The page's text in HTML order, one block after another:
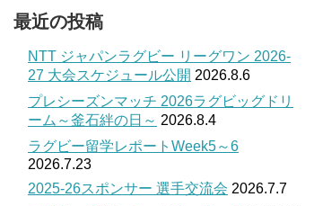
最近の投稿
NTT ジャパンラグビー リーグワン 2026-
27 大会スケジュール公開 2026.8.6
プレシーズンマッチ 2026ラグビッグドリ
ーム～釜石絆の日～ 2026.8.4
ラグビー留学レポートWeek5～6
2026.7.23
2025-26スポンサー 選手交流会 2026.7.7